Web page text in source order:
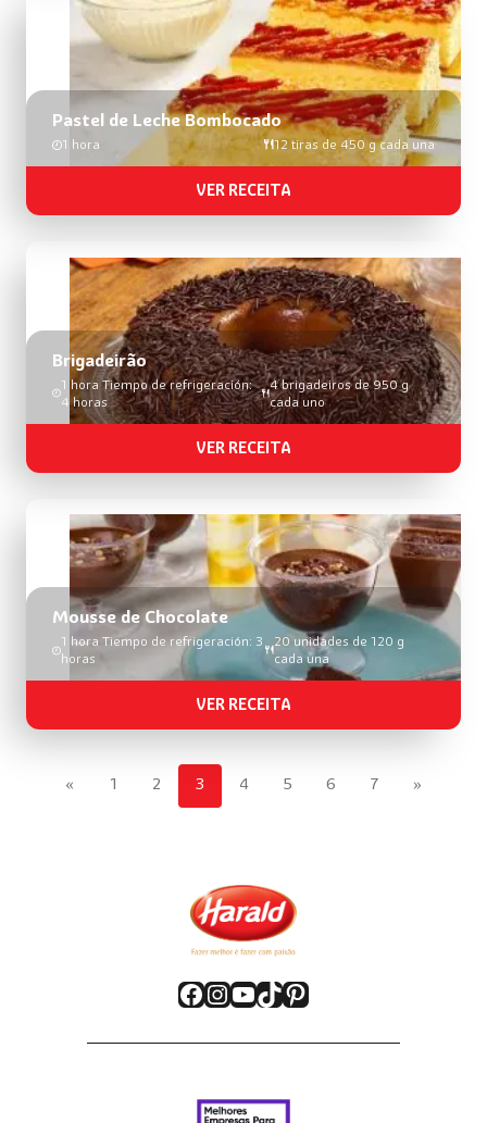
Pastel de Leche Bombocado
1 hora 12 tiras de 450 g cada una
VER RECEITA
Brigadeirão
1 hora Tiempo de refrigeración:
4 horas
4 brigadeiros de 950 g
cada uno
VER RECEITA
Mousse de Chocolate
1 hora Tiempo de refrigeración: 3
horas
20 unidades de 120 g
cada una
VER RECEITA
« 1 2 3 4 5 6 7 »
Facebook
Instagram
YouTube
TikTok
Pinterest